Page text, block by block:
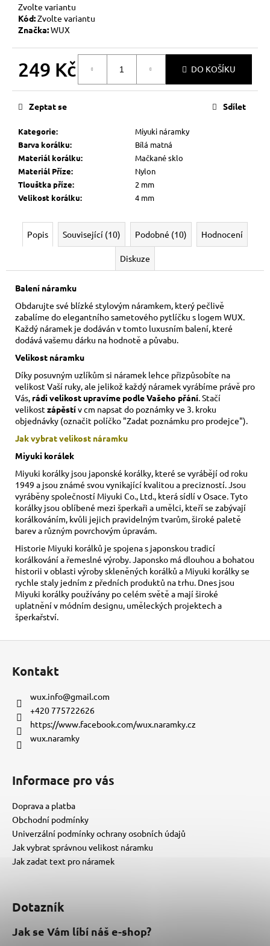
Zvolte variantu
Kód:Zvolte variantu
Značka:WUX
249 Kč DO KOŠÍKU
Kategorie:
Miyuki náramky
Barva korálku:
Bílá matná
Materiál korálku:
Mačkané sklo
Materiál Příze:
Nylon
Tlouštka příze:
2 mm
Velikost korálku: 4 mm
Zeptat se Sdílet
Popis Související (10) Podobné (10) Hodnocení
Diskuze
Balení náramku
Obdarujte své blízké stylovým náramkem, který pečlivě
zabalíme do elegantního sametového pytlíčku s logem WUX.
Každý náramek je dodáván v tomto luxusním balení, které
dodává vašemu dárku na hodnotě a půvabu.
Velikost náramku
Díky posuvným uzlíkům si náramek lehce přizpůsobíte na
velikost Vaší ruky, ale jelikož každý náramek vyrábíme právě pro
Vás, rádi velikost upravíme podle Vašeho přání . Stačí
velikostzápěstív cm napsat do poznámky ve 3. kroku
objednávky (označit políčko "Zadat poznámku pro prodejce").
Jak vybrat velikost náramku
Miyuki korálek
Miyuki korálky jsou japonské korálky, které se vyrábějí od roku
1949 a jsou známé svou vynikající kvalitou a precizností. Jsou
vyráběny společností Miyuki Co., Ltd., která sídlí v Osace. Tyto
korálky jsou oblíbené mezi šperkaři a umělci, kteří se zabývají
korálkováním, kvůli jejich pravidelným tvarům, široké paletě
barev a různým povrchovým úpravám.
Historie Miyuki korálků je spojena s japonskou tradicí
korálkování a řemeslné výroby. Japonsko má dlouhou a bohatou
historii v oblasti výroby skleněných korálků a Miyuki korálky se
rychle staly jedním z předních produktů na trhu. Dnes jsou
Miyuki korálky používány po celém světě a mají široké
uplatnění v módním designu, uměleckých projektech a
šperkařství.
NÁRAMEK
169
Kč
Původně:
Kč
Kontakt
wux.info@gmail.com
+420 775722626
https://www.facebook.com/wux.naramky.cz
wux.naramky
Informace pro vás
Doprava a platba
Obchodní podmínky
Univerzální podmínky ochrany osobních údajů
Jak vybrat správnou velikost náramku
Jak zadat text pro náramek
Dotazník
Jak se Vám líbí náš e-shop?